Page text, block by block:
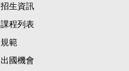
招生資訊
課程列表
規範
出國機會